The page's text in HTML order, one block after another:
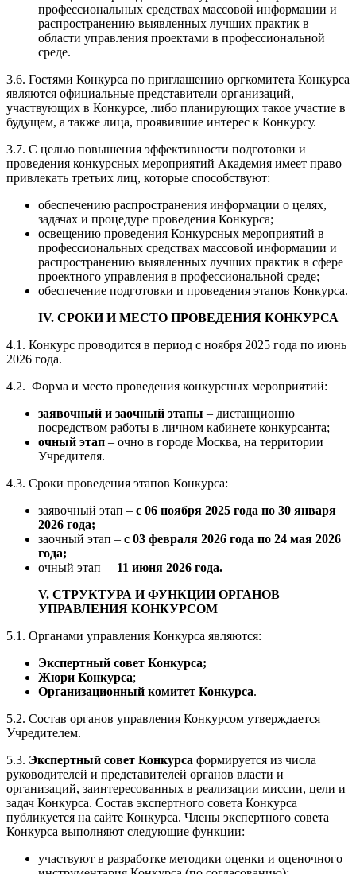
профессиональных средствах массовой информации и
распространению выявленных лучших практик в
области управления проектами в профессиональной
среде.
3.6. Гостями Конкурса по приглашению оргкомитета Конкурса
являются официальные представители организаций,
участвующих в Конкурсе, либо планирующих такое участие в
будущем, а также лица, проявившие интерес к Конкурсу.
3.7. С целью повышения эффективности подготовки и
проведения конкурсных мероприятий Академия имеет право
привлекать третьих лиц, которые способствуют:
обеспечению распространения информации о целях,
задачах и процедуре проведения Конкурса;
освещению проведения Конкурсных мероприятий в
профессиональных средствах массовой информации и
распространению выявленных лучших практик в сфере
проектного управления в профессиональной среде;
обеспечение подготовки и проведения этапов Конкурса.
IV. СРОКИ И МЕСТО ПРОВЕДЕНИЯ КОНКУРСА
4.1. Конкурс проводится в период с ноября 2025 года по июнь
2026 года.
4.2. Форма и место проведения конкурсных мероприятий:
заявочный и заочный этапы – дистанционно
посредством работы в личном кабинете конкурсанта;
очный этап – очно в городе Москва, на территории
Учредителя.
4.3. Сроки проведения этапов Конкурса:
заявочный этап – с 06 ноября 2025 года по 30 января
2026 года;
заочный этап – с 03 февраля 2026 года по 24 мая 2026
года;
очный этап – 11 июня 2026 года.
V. СТРУКТУРА И ФУНКЦИИ ОРГАНОВ
УПРАВЛЕНИЯ КОНКУРСОМ
5.1. Органами управления Конкурса являются:
Экспертный совет Конкурса;
Жюри Конкурса;
Организационный комитет Конкурса.
5.2. Состав органов управления Конкурсом утверждается
Учредителем.
5.3. Экспертный совет Конкурса формируется из числа
руководителей и представителей органов власти и
организаций, заинтересованных в реализации миссии, цели и
задач Конкурса. Состав экспертного совета Конкурса
публикуется на сайте Конкурса. Члены экспертного совета
Конкурса выполняют следующие функции:
участвуют в разработке методики оценки и оценочного